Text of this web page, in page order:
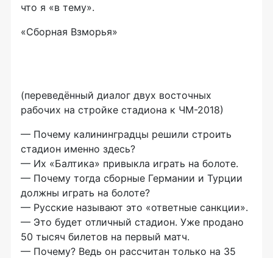
что я «в тему».
«Сборная Взморья»
(переведённый диалог двух восточных
рабочих на стройке стадиона к ЧМ-2018)
— Почему калининградцы решили строить
стадион именно здесь?
— Их «Балтика» привыкла играть на болоте.
— Почему тогда сборные Германии и Турции
должны играть на болоте?
— Русские называют это «ответные санкции».
— Это будет отличный стадион. Уже продано
50 тысяч билетов на первый матч.
— Почему? Ведь он рассчитан только на 35